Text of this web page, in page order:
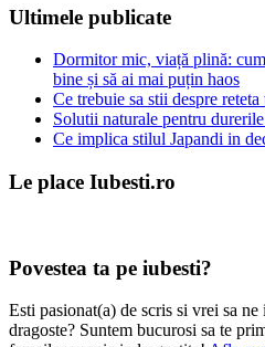
Ultimele publicate
Dormitor mic, viață plină:
bine și să ai mai puțin haos
Ce trebuie sa stii despre
Solutii naturale pentru
Ce implica stilul Japandi in
Le place Iubesti.ro
Povestea ta pe iubesti?
Esti pasionat(a) de scris si vrei sa ne
dragoste? Suntem bucurosi sa te